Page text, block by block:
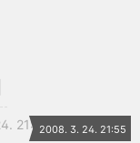
21:552008. 3. 24. 21:55